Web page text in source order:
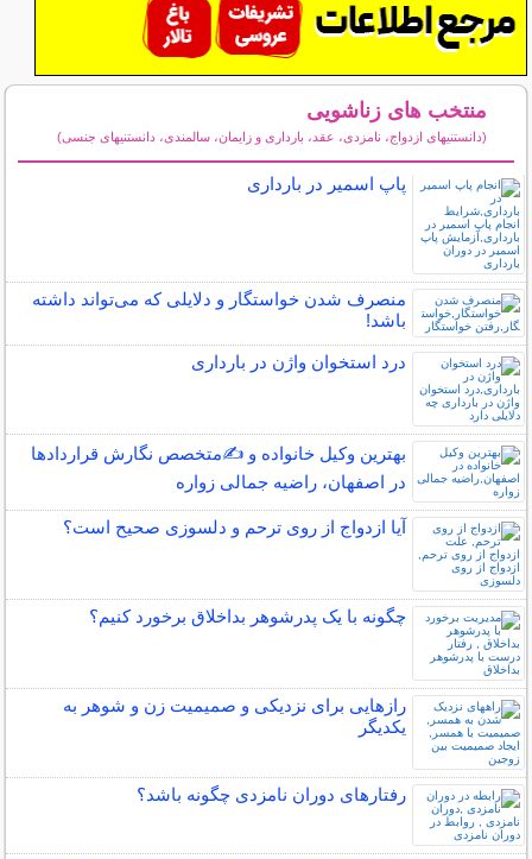
منتخب های زناشویی
(دانستنیهای ازدواج، نامزدی، عقد، بارداری و زایمان، سالمندی، دانستنیهای جنسی)
پاپ اسمیر در بارداری
منصرف شدن خواستگار و دلایلی که می‌تواند داشته
باشد!
درد استخوان واژن در بارداری
بهترین وکیل خانواده و ✍️متخصص نگارش قراردادها
در اصفهان، راضیه جمالی زواره
آیا ازدواج از روی ترحم و دلسوزی صحیح است؟
چگونه با یک پدرشوهر بداخلاق برخورد کنیم؟
رازهایی برای نزدیکی و صمیمیت زن و شوهر به
یکدیگر
رفتارهای دوران نامزدی چگونه باشد؟